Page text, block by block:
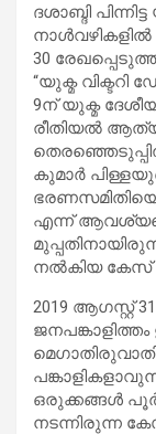
ദശാബ്ദി
നാള്‍വഴികളില്‍
30
“യുക്മ
9ന് യുക്മ
രീതിയൽ
കുമാര്‍
എന്ന്
നല്‍കിയ കേസ്
2019 ആഗസ്റ്റ്
ഒരുക്കങ്ങൾ
നടന്നിരുന്ന